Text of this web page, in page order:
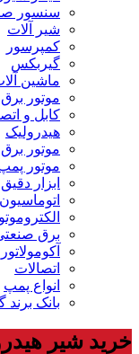
سنسور
شیر آلات
کمپرسور
گیربکس
ماشین
موتور برق
کابل و
هیدرولیک
موتور
موتور
ابزار دقیق
برق
آکومولاتور
اتصالات
انواع پمپ
بانک
خرید شیر